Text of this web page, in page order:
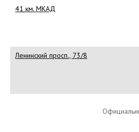
41 км. МКАД
Ленинский просп., 73/8